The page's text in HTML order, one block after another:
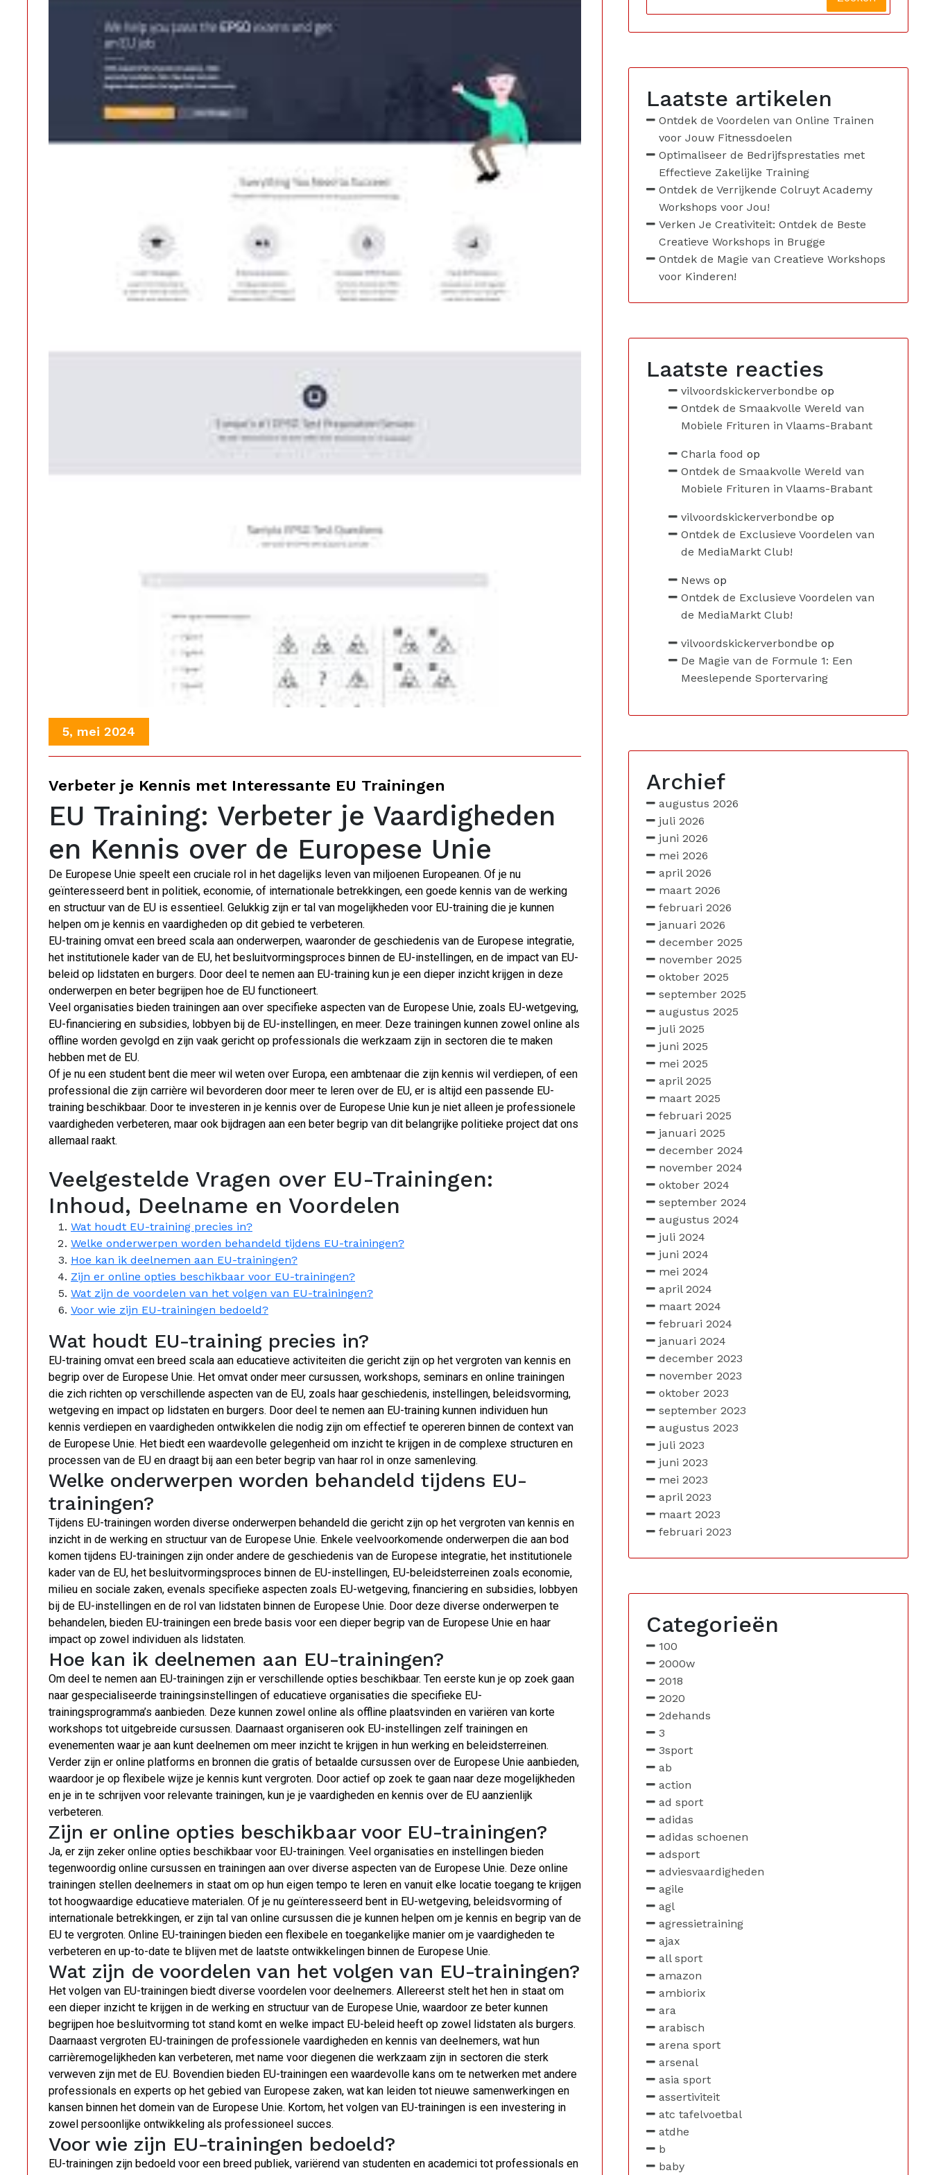
5, mei 2024
Verbeter je Kennis met Interessante EU Trainingen
EU Training: Verbeter je Vaardigheden
en Kennis over de Europese Unie
De Europese Unie speelt een cruciale rol in het dagelijks leven van miljoenen Europeanen. Of je nu
geïnteresseerd bent in politiek, economie, of internationale betrekkingen, een goede kennis van de werking
en structuur van de EU is essentieel. Gelukkig zijn er tal van mogelijkheden voor EU-training die je kunnen
helpen om je kennis en vaardigheden op dit gebied te verbeteren.
EU-training omvat een breed scala aan onderwerpen, waaronder de geschiedenis van de Europese integratie,
het institutionele kader van de EU, het besluitvormingsproces binnen de EU-instellingen, en de impact van EU-
beleid op lidstaten en burgers. Door deel te nemen aan EU-training kun je een dieper inzicht krijgen in deze
onderwerpen en beter begrijpen hoe de EU functioneert.
Veel organisaties bieden trainingen aan over specifieke aspecten van de Europese Unie, zoals EU-wetgeving,
EU-financiering en subsidies, lobbyen bij de EU-instellingen, en meer. Deze trainingen kunnen zowel online als
offline worden gevolgd en zijn vaak gericht op professionals die werkzaam zijn in sectoren die te maken
hebben met de EU.
Of je nu een student bent die meer wil weten over Europa, een ambtenaar die zijn kennis wil verdiepen, of een
professional die zijn carrière wil bevorderen door meer te leren over de EU, er is altijd een passende EU-
training beschikbaar. Door te investeren in je kennis over de Europese Unie kun je niet alleen je professionele
vaardigheden verbeteren, maar ook bijdragen aan een beter begrip van dit belangrijke politieke project dat ons
allemaal raakt.
Veelgestelde Vragen over EU-Trainingen:
Inhoud, Deelname en Voordelen
Wat houdt EU-training precies in?
Welke onderwerpen worden behandeld tijdens EU-trainingen?
Hoe kan ik deelnemen aan EU-trainingen?
Zijn er online opties beschikbaar voor EU-trainingen?
Wat zijn de voordelen van het volgen van EU-trainingen?
Voor wie zijn EU-trainingen bedoeld?
Wat houdt EU-training precies in?
EU-training omvat een breed scala aan educatieve activiteiten die gericht zijn op het vergroten van kennis en
begrip over de Europese Unie. Het omvat onder meer cursussen, workshops, seminars en online trainingen
die zich richten op verschillende aspecten van de EU, zoals haar geschiedenis, instellingen, beleidsvorming,
wetgeving en impact op lidstaten en burgers. Door deel te nemen aan EU-training kunnen individuen hun
kennis verdiepen en vaardigheden ontwikkelen die nodig zijn om effectief te opereren binnen de context van
de Europese Unie. Het biedt een waardevolle gelegenheid om inzicht te krijgen in de complexe structuren en
processen van de EU en draagt bij aan een beter begrip van haar rol in onze samenleving.
Welke onderwerpen worden behandeld tijdens EU-
trainingen?
Tijdens EU-trainingen worden diverse onderwerpen behandeld die gericht zijn op het vergroten van kennis en
inzicht in de werking en structuur van de Europese Unie. Enkele veelvoorkomende onderwerpen die aan bod
komen tijdens EU-trainingen zijn onder andere de geschiedenis van de Europese integratie, het institutionele
kader van de EU, het besluitvormingsproces binnen de EU-instellingen, EU-beleidsterreinen zoals economie,
milieu en sociale zaken, evenals specifieke aspecten zoals EU-wetgeving, financiering en subsidies, lobbyen
bij de EU-instellingen en de rol van lidstaten binnen de Europese Unie. Door deze diverse onderwerpen te
behandelen, bieden EU-trainingen een brede basis voor een dieper begrip van de Europese Unie en haar
impact op zowel individuen als lidstaten.
Hoe kan ik deelnemen aan EU-trainingen?
Om deel te nemen aan EU-trainingen zijn er verschillende opties beschikbaar. Ten eerste kun je op zoek gaan
naar gespecialiseerde trainingsinstellingen of educatieve organisaties die specifieke EU-
trainingsprogramma’s aanbieden. Deze kunnen zowel online als offline plaatsvinden en variëren van korte
workshops tot uitgebreide cursussen. Daarnaast organiseren ook EU-instellingen zelf trainingen en
evenementen waar je aan kunt deelnemen om meer inzicht te krijgen in hun werking en beleidsterreinen.
Verder zijn er online platforms en bronnen die gratis of betaalde cursussen over de Europese Unie aanbieden,
waardoor je op flexibele wijze je kennis kunt vergroten. Door actief op zoek te gaan naar deze mogelijkheden
en je in te schrijven voor relevante trainingen, kun je je vaardigheden en kennis over de EU aanzienlijk
verbeteren.
Zijn er online opties beschikbaar voor EU-trainingen?
Ja, er zijn zeker online opties beschikbaar voor EU-trainingen. Veel organisaties en instellingen bieden
tegenwoordig online cursussen en trainingen aan over diverse aspecten van de Europese Unie. Deze online
trainingen stellen deelnemers in staat om op hun eigen tempo te leren en vanuit elke locatie toegang te krijgen
tot hoogwaardige educatieve materialen. Of je nu geïnteresseerd bent in EU-wetgeving, beleidsvorming of
internationale betrekkingen, er zijn tal van online cursussen die je kunnen helpen om je kennis en begrip van de
EU te vergroten. Online EU-trainingen bieden een flexibele en toegankelijke manier om je vaardigheden te
verbeteren en up-to-date te blijven met de laatste ontwikkelingen binnen de Europese Unie.
Wat zijn de voordelen van het volgen van EU-trainingen?
Het volgen van EU-trainingen biedt diverse voordelen voor deelnemers. Allereerst stelt het hen in staat om
een dieper inzicht te krijgen in de werking en structuur van de Europese Unie, waardoor ze beter kunnen
begrijpen hoe besluitvorming tot stand komt en welke impact EU-beleid heeft op zowel lidstaten als burgers.
Daarnaast vergroten EU-trainingen de professionele vaardigheden en kennis van deelnemers, wat hun
carrièremogelijkheden kan verbeteren, met name voor diegenen die werkzaam zijn in sectoren die sterk
verweven zijn met de EU. Bovendien bieden EU-trainingen een waardevolle kans om te netwerken met andere
professionals en experts op het gebied van Europese zaken, wat kan leiden tot nieuwe samenwerkingen en
kansen binnen het domein van de Europese Unie. Kortom, het volgen van EU-trainingen is een investering in
zowel persoonlijke ontwikkeling als professioneel succes.
Voor wie zijn EU-trainingen bedoeld?
EU-trainingen zijn bedoeld voor een breed publiek, variërend van studenten en academici tot professionals en
Laatste artikelen
Ontdek de Voordelen van Online Trainen
voor Jouw Fitnessdoelen
Optimaliseer de Bedrijfsprestaties met
Effectieve Zakelijke Training
Ontdek de Verrijkende Colruyt Academy
Workshops voor Jou!
Verken Je Creativiteit: Ontdek de Beste
Creatieve Workshops in Brugge
Ontdek de Magie van Creatieve Workshops
voor Kinderen!
Laatste reacties
vilvoordskickerverbondbe op
Ontdek de Smaakvolle Wereld van
Mobiele Frituren in Vlaams-Brabant
Charla food op
Ontdek de Smaakvolle Wereld van
Mobiele Frituren in Vlaams-Brabant
vilvoordskickerverbondbe op
Ontdek de Exclusieve Voordelen van
de MediaMarkt Club!
News op
Ontdek de Exclusieve Voordelen van
de MediaMarkt Club!
vilvoordskickerverbondbe op
De Magie van de Formule 1: Een
Meeslepende Sportervaring
Archief
augustus 2026
juli 2026
juni 2026
mei 2026
april 2026
maart 2026
februari 2026
januari 2026
december 2025
november 2025
oktober 2025
september 2025
augustus 2025
juli 2025
juni 2025
mei 2025
april 2025
maart 2025
februari 2025
januari 2025
december 2024
november 2024
oktober 2024
september 2024
augustus 2024
juli 2024
juni 2024
mei 2024
april 2024
maart 2024
februari 2024
januari 2024
december 2023
november 2023
oktober 2023
september 2023
augustus 2023
juli 2023
juni 2023
mei 2023
april 2023
maart 2023
februari 2023
Categorieën
100
2000w
2018
2020
2dehands
3
3sport
ab
action
ad sport
adidas
adidas schoenen
adsport
adviesvaardigheden
agile
agl
agressietraining
ajax
all sport
amazon
ambiorix
ara
arabisch
arena sport
arsenal
asia sport
assertiviteit
atc tafelvoetbal
atdhe
b
baby